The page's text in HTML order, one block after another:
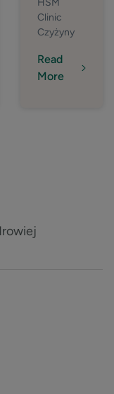
Clinic
Czyżyny
Read
More